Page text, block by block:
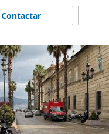
Contactar